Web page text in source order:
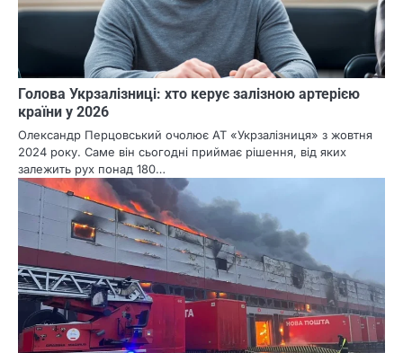
Голова Укрзалізниці: хто керує залізною артерією
країни у 2026
Олександр Перцовський очолює АТ «Укрзалізниця» з жовтня
2024 року. Саме він сьогодні приймає рішення, від яких
залежить рух понад 180…